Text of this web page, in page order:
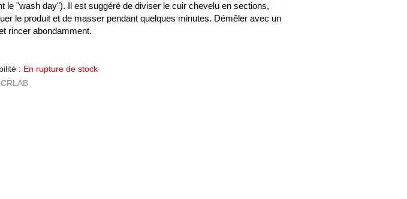
le "wash day"). Il est suggéré de diviser le cuir chevelu en sections,
le produit et de masser pendant quelques minutes. Démêler avec un
rincer abondamment.
: En rupture de stock
CRLAB